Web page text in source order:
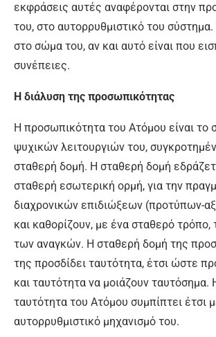
εκφράσεις αυτές αναφέρονται στην
του, στο αυτορρυθμιστικό του
στο σώμα του, αν και αυτό είναι που
συνέπειες.
Η διάλυση της προσωπικότητας
Η προσωπικότητα του Ατόμου είναι το
ψυχικών λειτουργιών του,
σταθερή δομή. Η σταθερή δομή
σταθερή εσωτερική ορμή, για την
διαχρονικών επιδιώξεων (προτύπων-
και καθορίζουν, με ένα σταθερό τρόπο,
των αναγκών. Η σταθερή δομή της
της προσδίδει ταυτότητα, έτσι ώστε
και ταυτότητα να μοιάζουν ταυτόσημα.
ταυτότητα του Ατόμου συμπίπτει έτσι
αυτορρυθμιστικό μηχανισμό του.